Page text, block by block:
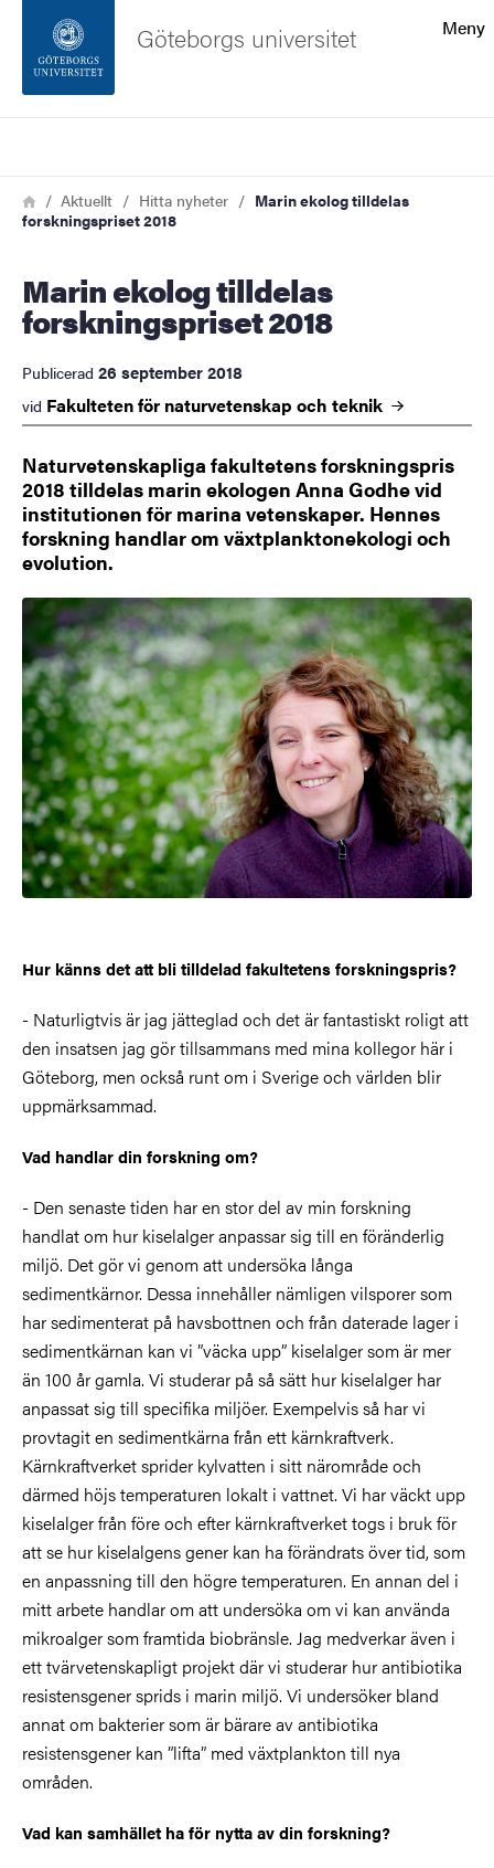
Sidfoten
Om webbplatsen
Meny
Göteborgs universitet
Länkstig
HemAktuellt Hitta nyheter
Marin ekolog tilldelas
forskningspriset 2018
Marin ekolog tilldelas
forskningspriset 2018
Publicerad 26 september 2018
vid Fakulteten för naturvetenskap och teknik
Naturvetenskapliga fakultetens forskningspris
2018 tilldelas marin ekologen Anna Godhe vid
institutionen för marina vetenskaper. Hennes
forskning handlar om växtplanktonekologi och
evolution.
Hur känns det att bli tilldelad fakultetens forskningspris?
- Naturligtvis är jag jätteglad och det är fantastiskt roligt att
den insatsen jag gör tillsammans med mina kollegor här i
Göteborg, men också runt om i Sverige och världen blir
uppmärksammad.
Vad handlar din forskning om?
- Den senaste tiden har en stor del av min forskning
handlat om hur kiselalger anpassar sig till en föränderlig
miljö. Det gör vi genom att undersöka långa
sedimentkärnor. Dessa innehåller nämligen vilsporer som
har sedimenterat på havsbottnen och från daterade lager i
sedimentkärnan kan vi ”väcka upp” kiselalger som är mer
än 100 år gamla. Vi studerar på så sätt hur kiselalger har
anpassat sig till specifika miljöer. Exempelvis så har vi
provtagit en sedimentkärna från ett kärnkraftverk.
Kärnkraftverket sprider kylvatten i sitt närområde och
därmed höjs temperaturen lokalt i vattnet. Vi har väckt upp
kiselalger från före och efter kärnkraftverket togs i bruk för
att se hur kiselalgens gener kan ha förändrats över tid, som
en anpassning till den högre temperaturen. En annan del i
mitt arbete handlar om att undersöka om vi kan använda
mikroalger som framtida biobränsle. Jag medverkar även i
ett tvärvetenskapligt projekt där vi studerar hur antibiotika
resistensgener sprids i marin miljö. Vi undersöker bland
annat om bakterier som är bärare av antibiotika
resistensgener kan ”lifta” med växtplankton till nya
områden.
Vad kan samhället ha för nytta av din forskning?